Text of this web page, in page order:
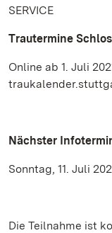
SERVICE
Trautermine
Online ab 1. Juli
Nächster
Sonntag, 11. Juli
Die Teilnahme ist